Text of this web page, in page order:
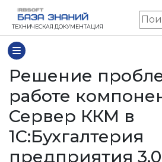
ТЕХНИЧЕСКАЯ ДОКУМЕНТАЦИЯ
Решение
работе
Сервер ККМ в
1С:Бухгалтерия
предприятия 3.0